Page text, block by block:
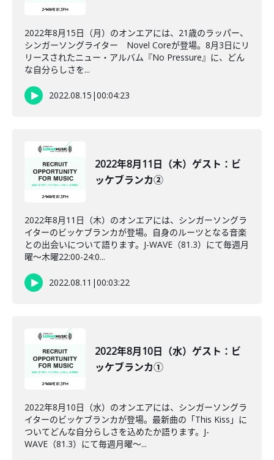
2022年8月15日（月）のオンエアには、21歳のラッパー、
シンガーソングライター Novel Coreが登場。8月3日にリ
リースされたニュー・アルバム『No Pressure』に、どん
な自分らしさを...
2022.08.15 |00:04:23
2022年8月11日（木）ゲスト：ビ
ッケブランカ②
2022年8月11日（木）のオンエアには、シンガーソングラ
イターのビッケブランカが登場。自身のルーツとなる音楽
との出会いについて語ります。J-WAVE（81.3）にて毎週月
曜～木曜22:00-24:0...
2022.08.11 |00:03:22
2022年8月10日（水）ゲスト：ビ
ッケブランカ①
2022年8月10日（水）のオンエアには、シンガーソングラ
イターのビッケブランカが登場。最新曲の「This Kiss」に
ついてどんな自分らしさを込めたか語ります。J-
WAVE（81.3）にて毎週月曜～...